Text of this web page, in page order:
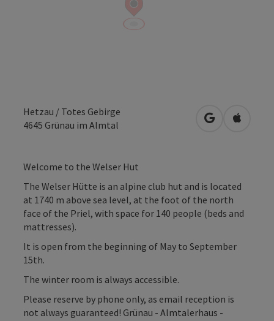
Hetzau / Totes Gebirge
4645 Grünau im Almtal open inOpen in
Welcome to the Welser Hut
The Welser Hütte is an alpine club hut and is located
at 1740 m above sea level, at the foot of the north
face of the Priel, with space for 140 people (beds and
mattresses).
It is open from the beginning of May to September
15th.
The winter room is always accessible.
Please reserve by phone only, as email reception is
not always guaranteed! Grünau - Almtalerhaus -